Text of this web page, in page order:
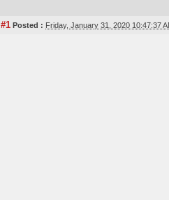
#1 Posted : Friday, January 31, 2020 10:47:37